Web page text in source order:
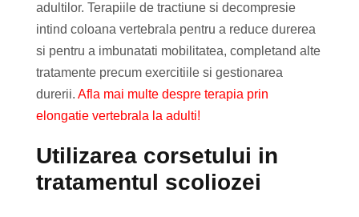
adultilor. Terapiile de tractiune si decompresie
intind coloana vertebrala pentru a reduce durerea
si pentru a imbunatati mobilitatea, completand alte
tratamente precum exercitiile si gestionarea
durerii. Afla mai multe despre terapia prin
elongatie vertebrala la adulti!
Utilizarea corsetului in
tratamentul scoliozei